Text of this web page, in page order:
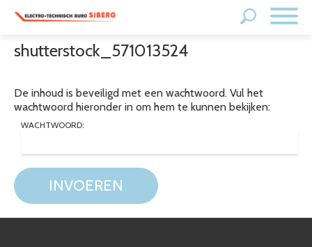
shutterstock_571013524
De inhoud is beveiligd met een wachtwoord. Vul het
wachtwoord hieronder in om hem te kunnen bekijken:
WACHTWOORD:
INVOEREN